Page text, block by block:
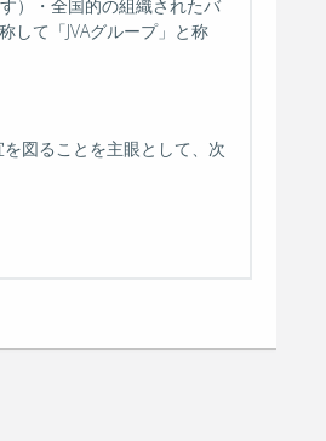
）・全国的の組織されたバ
して「JVAグループ」と称
図ることを主眼として、次